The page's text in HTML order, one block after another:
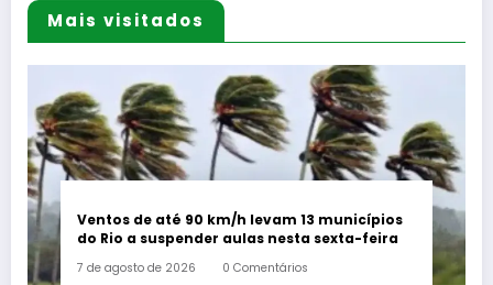
Mais visitados
Ventos de até 90 km/h levam 13 municípios
do Rio a suspender aulas nesta sexta-feira
7 de agosto de 2026 0 Comentários